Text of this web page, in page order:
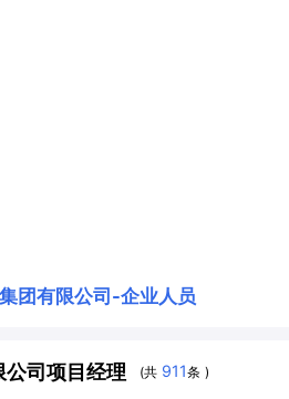
团有限公司 -企业人员
公司项目经理 (共 911条 )